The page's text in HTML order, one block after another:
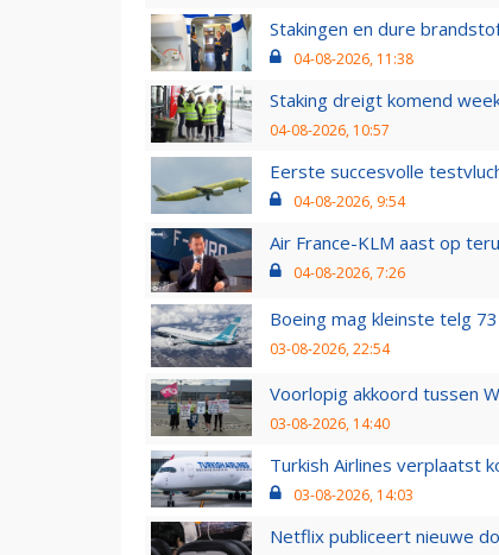
Stakingen en dure
04-08-2026, 11:38
Staking dreigt komend
04-08-2026, 10:57
Eerste succesvolle
04-08-2026, 9:54
Air France-KLM aast op
04-08-2026, 7:26
Boeing mag kleinste telg
03-08-2026, 22:54
Voorlopig akkoord tussen
03-08-2026, 14:40
Turkish Airlines verplaatst
03-08-2026, 14:03
Netflix publiceert nieuwe